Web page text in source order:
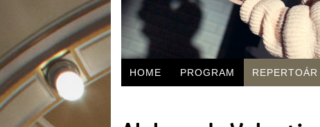
HOME PROGRAM REPERTOÁR